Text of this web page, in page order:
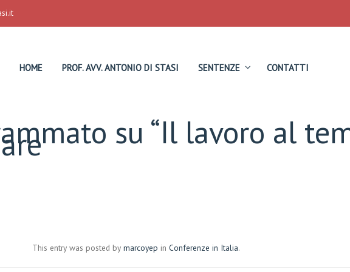
HOME PROF. AVV. ANTONIO DI STASI SENTENZE CONTATTI
su “Il lavoro al
This entry was posted by marcoyep in Conferenze in Italia.